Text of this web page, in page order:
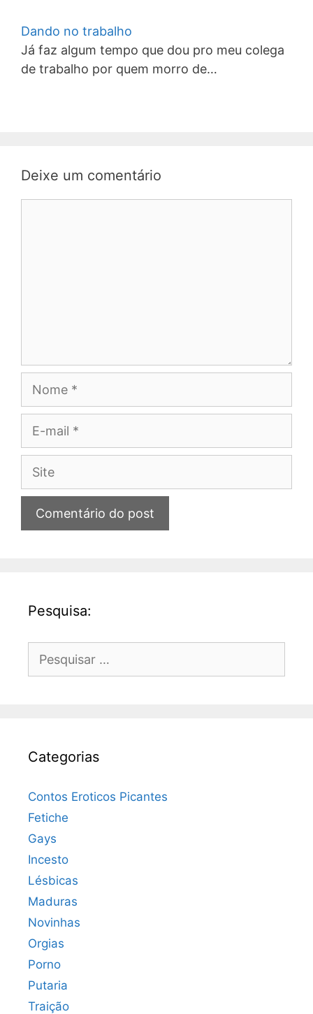
Dando no trabalho
Já faz algum tempo que dou pro meu colega
de trabalho por quem morro de…
Deixe um comentário
Site
Pesquisa:
por:
Categorias
Contos Eroticos Picantes
Fetiche
Gays
Incesto
Lésbicas
Maduras
Novinhas
Orgias
Porno
Putaria
Traição